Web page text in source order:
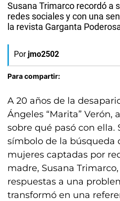
Susana Trimarco recordó a
redes sociales y con una
la revista Garganta
Por jmo2502
Para compartir:
A 20 años de la
Ángeles “Marita” Verón,
sobre qué pasó con ella.
símbolo de la búsqueda
mujeres captadas por
madre, Susana
respuestas a una
transformó en una